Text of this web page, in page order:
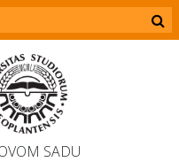
SADU